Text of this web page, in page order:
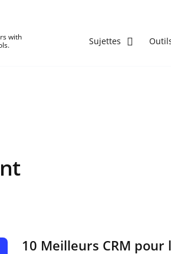
with
Sujettes
10 Meilleurs CRM